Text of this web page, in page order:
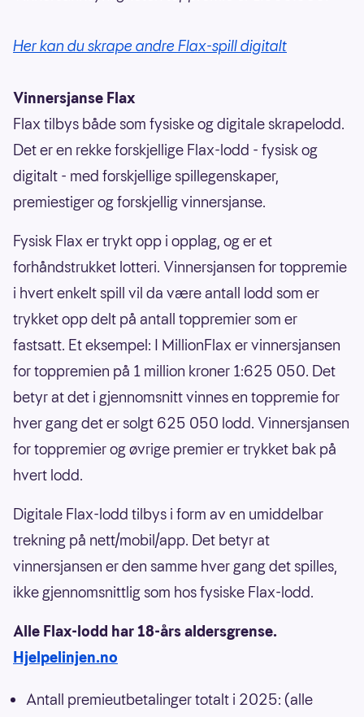
Her kan du skrape andre Flax-spill digitalt
Vinnersjanse Flax
Flax tilbys både som fysiske og digitale skrapelodd.
Det er en rekke forskjellige Flax-lodd - fysisk og
digitalt - med forskjellige spillegenskaper,
premiestiger og forskjellig vinnersjanse.
Fysisk Flax er trykt opp i opplag, og er et
forhåndstrukket lotteri. Vinnersjansen for toppremie
i hvert enkelt spill vil da være antall lodd som er
trykket opp delt på antall toppremier som er
fastsatt. Et eksempel: I MillionFlax er vinnersjansen
for toppremien på 1 million kroner 1:625 050. Det
betyr at det i gjennomsnitt vinnes en toppremie for
hver gang det er solgt 625 050 lodd. Vinnersjansen
for toppremier og øvrige premier er trykket bak på
hvert lodd.
Digitale Flax-lodd tilbys i form av en umiddelbar
trekning på nett/mobil/app. Det betyr at
vinnersjansen er den samme hver gang det spilles,
ikke gjennomsnittlig som hos fysiske Flax-lodd.
Alle Flax-lodd har 18-års aldersgrense.
Hjelpelinjen.no
Antall premieutbetalinger totalt i 2025: (alle